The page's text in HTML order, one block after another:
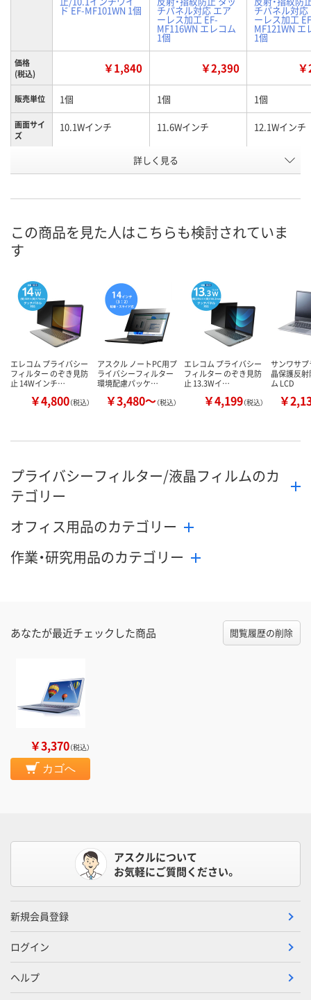
ド EF-MF101WN 1個 チパネル対応 エア
ーレス加工 EF-
MF116WN エレコム
1個
チパネル対応
ーレス加工
MF121WN エ
1個
価格
(税込)
￥1,840 ￥2,390
販売単位 1個 1個 1個
画面サイ
ズ
10.1Wインチ 11.6Wインチ 12.1Wインチ
WU54031 WU54029
8月8日（土）
カゴへ
詳しく見る
この商品を見た人はこちらも検討されていま
す
エレコム プライバシー
フィルター のぞき見防
止 14Wインチ…
￥4,800（税込）
アスクル ノートPC用プ
ライバシーフィルター
環境配慮パッケ…
￥3,480～（税込）
エレコム プライバシー
フィルター のぞき見防
止 13.3Wイ…
￥4,199（税込）
サンワサ
晶保護反
ム LCD
￥
プライバシーフィルター/液晶フィルムのカ
テゴリー
オフィス用品のカテゴリー
作業・研究用品のカテゴリー
あなたが最近チェックした商品 閲覧履歴の削除
￥3,370（税込）
カゴへ
アスクルについて
お気軽にご質問ください。
新規会員登録
ログイン
ヘルプ